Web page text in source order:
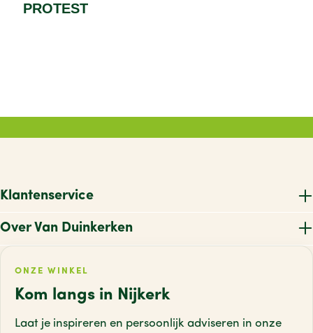
PROTEST
Klantenservice
Over Van Duinkerken
ONZE WINKEL
Kom langs in Nijkerk
Laat je inspireren en persoonlijk adviseren in onze